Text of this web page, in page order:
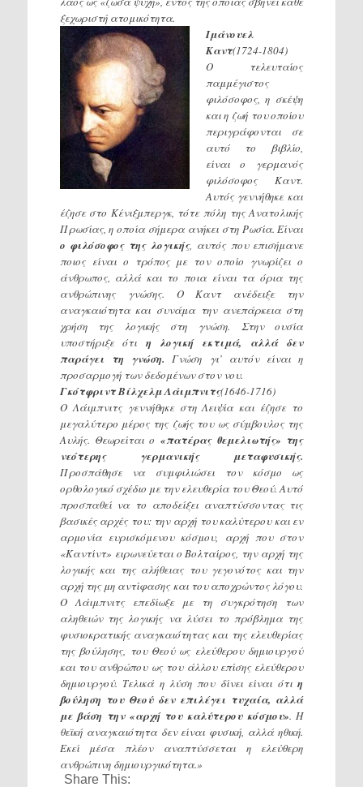
ξεχωριστή ατομικότητα.
Ιμάνουελ
Καντ(1724-1804)
Ο τελευταίος
παμμέγιστος
φιλόσοφος, η σκέψη
και η ζωή του οποίου
περιγράφονται σε
αυτό το βιβλίο,
είναι ο γερμανός
φιλόσοφος Καντ.
Αυτός γεννήθηκε και
έζησε στο Κένιξμπεργκ, τότε πόλη της Ανατολικής
Πρωσίας, η οποία σήμερα ανήκει στη Ρωσία. Είναι
ο φιλόσοφος της λογικής, αυτός που επισήμανε
ποιος είναι ο τρόπος με τον οποίο γνωρίζει ο
άνθρωπος, αλλά και το ποια είναι τα όρια της
ανθρώπινης γνώσης. Ο Καντ ανέδειξε την
αναγκαιότητα και συνάμα την ανεπάρκεια στη
χρήση της λογικής στη γνώση. Στην ουσία
υποστήριξε ότι η λογική εκτιμά, αλλά δεν
παράγει τη γνώση. Γνώση γι’ αυτόν είναι η
προσαρμογή των δεδομένων στον νου.
Γκότφριντ Βίλχελμ Λάιμπνιτς(1646-1716)
Ο Λάιμπνιτς γεννήθηκε στη Λειψία και έζησε το
μεγαλύτερο μέρος της ζωής του ως σύμβουλος της
Αυλής. Θεωρείται ο «πατέρας θεμελιωτής» της
νεότερης γερμανικής μεταφυσικής.
Προσπάθησε να συμφιλιώσει τον κόσμο ως
ορθολογικό σχέδιο με την ελευθερία του Θεού. Αυτό
προσπαθεί να το αποδείξει αναπτύσσοντας τις
βασικές αρχές του: την αρχή του καλύτερου και εν
αρμονία ευρισκόμενου κόσμου, αρχή που στον
«Καντίντ» ειρωνεύεται ο Βολταίρος, την αρχή της
λογικής και της αλήθειας του γεγονότος και την
αρχή της μη αντίφασης και του αποχρώντος λόγου.
Ο Λάιμπνιτς επεδίωξε με τη συγκρότηση των
αληθειών της λογικής να λύσει το πρόβλημα της
φυσιοκρατικής αναγκαιότητας και της ελευθερίας
της βούλησης, του Θεού ως ελεύθερου δημιουργού
και του ανθρώπου ως του άλλου επίσης ελεύθερου
δημιουργού. Τελικά η λύση που δίνει είναι ότιη
βούληση του Θεού δεν επιλέγει τυχαία, αλλά
με βάση την «αρχή του καλύτερου κόσμου». Η
θεϊκή αναγκαιότητα δεν είναι φυσική, αλλά ηθική.
Εκεί μέσα πλέον αναπτύσσεται η ελεύθερη
ανθρώπινη δημιουργικότητα.»
Share This: